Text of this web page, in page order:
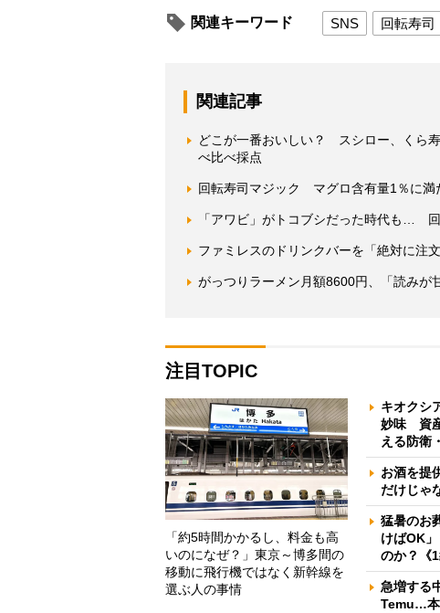
関連キーワード SNS 回転寿司
関連記事
どこが一番おいしい？ スシロー、くら
べ比べ採点
回転寿司マジック マグロ含有量1％に満
「アワビ」がトコブシだった時代も…
ファミレスのドリンクバーを「絶対に注
がっつりラーメン月額8600円、「読みが
注目TOPIC
「約5時間かかるし、料金も高
いのになぜ？」東京～博多間の
移動に飛行機ではなく新幹線を
選ぶ人の事情
キオクシ
妙味 資
える防衛
お酒を提
だけじゃ
猛暑のお
けばOK
のか？《
急増する
Temu…本